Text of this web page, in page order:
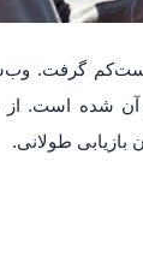
گرفت.
است. از
بازیابی طولانی.